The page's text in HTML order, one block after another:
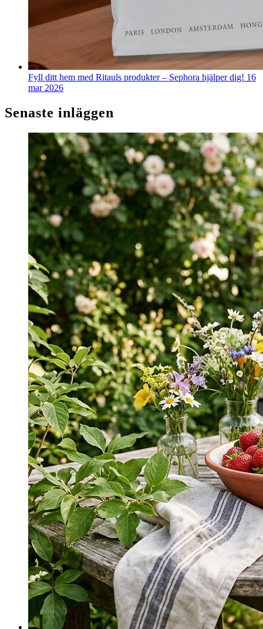
Fyll ditt hem med Ritauls produkter – Sephora hjälper dig! 16
mar 2026
Senaste inläggen